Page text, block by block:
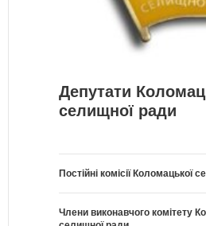
Депутати
селищної ради
Постійні комісії Коломацької
Члени виконавчого комітету